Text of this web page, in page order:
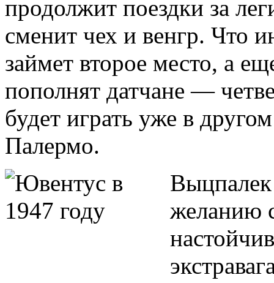
продолжит поездки за
сменит чех и венгр. Что
займет второе место, а
пополнят датчане —
будет играть уже в
Палермо.
желанию